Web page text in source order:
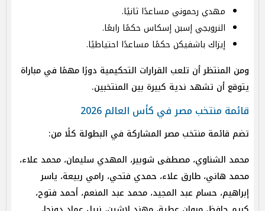
مهدي رحموني مساعدًا ثانيًا.
النرويجي إسبن إسكاس حكمًا رابعًا.
إيزاك باشفيكن حكمًا مساعدًا احتياطيًا.
ومن المنتظر أن تلعب القرارات التحكيمية دورًا مهمًا في مباراة
يتوقع أن تشهد ندية كبيرة بين المنتخبين.
قائمة منتخب مصر في كأس العالم 2026
تضم قائمة منتخب مصر المشاركة في البطولة كلًا من:
محمد الشناوي، مصطفى شوبير، المهدي سليمان، محمد علاء،
محمد هاني، طارق علاء، حمدي فتحي، رامي ربيعة، ياسر
إبراهيم، حسام عبد المجيد، محمد عبد المنعم، أحمد فتوح،